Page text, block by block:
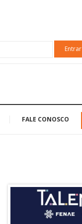
Entrar
FALE CONOSCO